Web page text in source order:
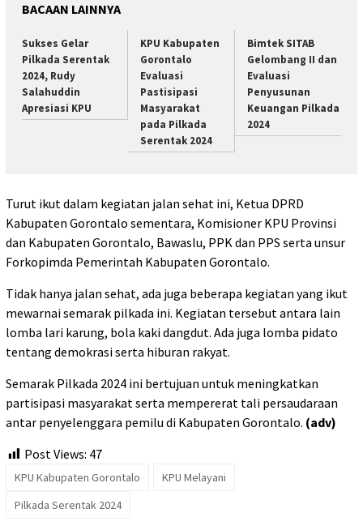
BACAAN LAINNYA
Sukses Gelar
Pilkada Serentak
2024, Rudy
Salahuddin
Apresiasi KPU
KPU Kabupaten
Gorontalo
Evaluasi
Pastisipasi
Masyarakat
pada Pilkada
Serentak 2024
Bimtek SITAB
Gelombang II dan
Evaluasi
Penyusunan
Keuangan Pilkada
2024
Turut ikut dalam kegiatan jalan sehat ini, Ketua DPRD
Kabupaten Gorontalo sementara, Komisioner KPU Provinsi
dan Kabupaten Gorontalo, Bawaslu, PPK dan PPS serta unsur
Forkopimda Pemerintah Kabupaten Gorontalo.
Tidak hanya jalan sehat, ada juga beberapa kegiatan yang ikut
mewarnai semarak pilkada ini. Kegiatan tersebut antara lain
lomba lari karung, bola kaki dangdut. Ada juga lomba pidato
tentang demokrasi serta hiburan rakyat.
Semarak Pilkada 2024 ini bertujuan untuk meningkatkan
partisipasi masyarakat serta mempererat tali persaudaraan
antar penyelenggara pemilu di Kabupaten Gorontalo. (adv)
Post Views: 47
KPU Kabupaten Gorontalo
KPU Melayani
Pilkada Serentak 2024